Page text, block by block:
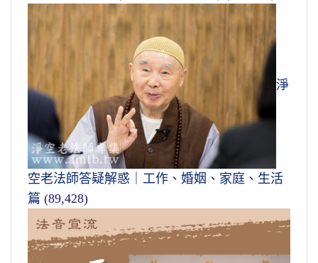
淨
空老法師答疑解惑｜工作、婚姻、家庭、生活
篇 (89,428)